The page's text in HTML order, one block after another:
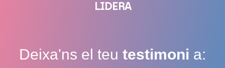
LIDERA
Deixa'ns el teu testimoni a: